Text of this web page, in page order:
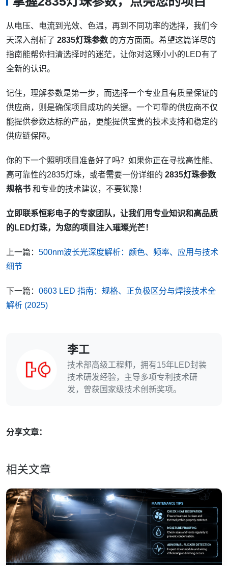
从电压、电流到光效、色温，再到不同功率的选择，我们今
天深入剖析了 2835灯珠参数 的方方面面。希望这篇详尽的
指南能帮你扫清选择时的迷茫，让你对这颗小小的LED有了
全新的认识。
记住，理解参数是第一步，而选择一个专业且有质量保证的
供应商，则是确保项目成功的关键。一个可靠的供应商不仅
能提供参数达标的产品，更能提供宝贵的技术支持和稳定的
供应链保障。
你的下一个照明项目准备好了吗？如果你正在寻找高性能、
高可靠性的2835灯珠，或者需要一份详细的 2835灯珠参数
规格书 和专业的技术建议，不要犹豫！
立即联系恒彩电子的专家团队，让我们用专业知识和高品质
的LED灯珠，为您的项目注入璀璨光芒！
上一篇： 500nm波长光深度解析：颜色、频率、应用与技术
细节
下一篇： 0603 LED 指南：规格、正负极区分与焊接技术全
解析 (2025)
李工
技术部高级工程师，拥有15年LED封装
技术研发经验，主导多项专利技术研
发，曾获国家级技术创新奖项。
分享文章：
相关文章